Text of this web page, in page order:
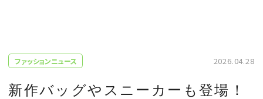
JEWELRY & WATCH
LIFESTYLE
ファッションニュース 2026.04.28
新作バッグやスニーカーも登場！